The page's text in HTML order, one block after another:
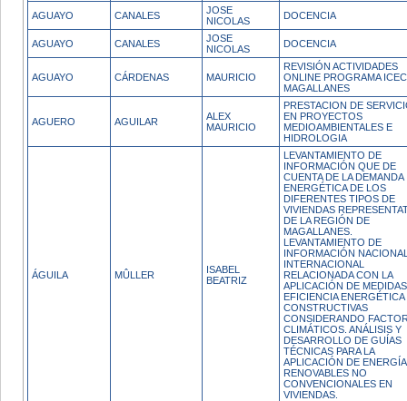
AGUAYO CANALES
JOSE
NICOLAS
DOCENCIA
AGUAYO CANALES
JOSE
NICOLAS
DOCENCIA
AGUAYO CÁRDENAS MAURICIO
REVISIÓN ACTIVIDADES
ONLINE PROGRAMA
MAGALLANES
AGUERO AGUILAR
ALEX
MAURICIO
PRESTACION DE
EN PROYECTOS
MEDIOAMBIENTALES E
HIDROLOGIA
ÁGUILA MÛLLER
ISABEL
BEATRIZ
LEVANTAMIENTO DE
INFORMACIÓN QUE DE
CUENTA DE LA DEMANDA
ENERGÉTICA DE LOS
DIFERENTES TIPOS DE
VIVIENDAS
DE LA REGIÓN DE
MAGALLANES.
LEVANTAMIENTO DE
INFORMACIÓN
INTERNACIONAL
RELACIONADA CON LA
APLICACIÓN DE
EFICIENCIA ENERGÉTICA
CONSTRUCTIVAS
CONSIDERANDO
CLIMÁTICOS. ANÁLISIS Y
DESARROLLO DE GUÍAS
TÉCNICAS PARA LA
APLICACIÓN DE
RENOVABLES NO
CONVENCIONALES EN
VIVIENDAS.